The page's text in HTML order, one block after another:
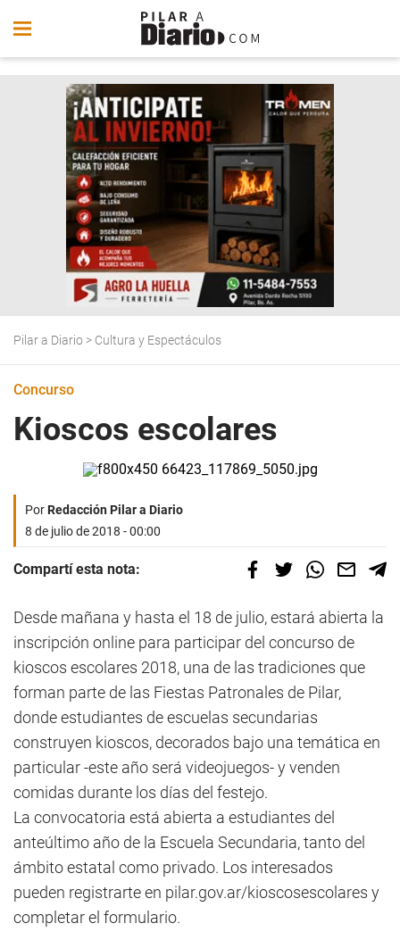
Pilar a Diario > Cultura y Espectáculos
Concurso
Kioscos escolares
PorRedacción Pilar a Diario
8 de julio de 2018 - 00:00
Compartí esta nota:
Desde mañana y hasta el 18 de julio, estará abierta la
inscripción online para participar del concurso de
kioscos escolares 2018, una de las tradiciones que
forman parte de las Fiestas Patronales de Pilar,
donde estudiantes de escuelas secundarias
construyen kioscos, decorados bajo una temática en
particular -este año será videojuegos- y venden
comidas durante los días del festejo.
La convocatoria está abierta a estudiantes del
anteúltimo año de la Escuela Secundaria, tanto del
ámbito estatal como privado. Los interesados
pueden registrarte en pilar.gov.ar/kioscosescolares y
completar el formulario.